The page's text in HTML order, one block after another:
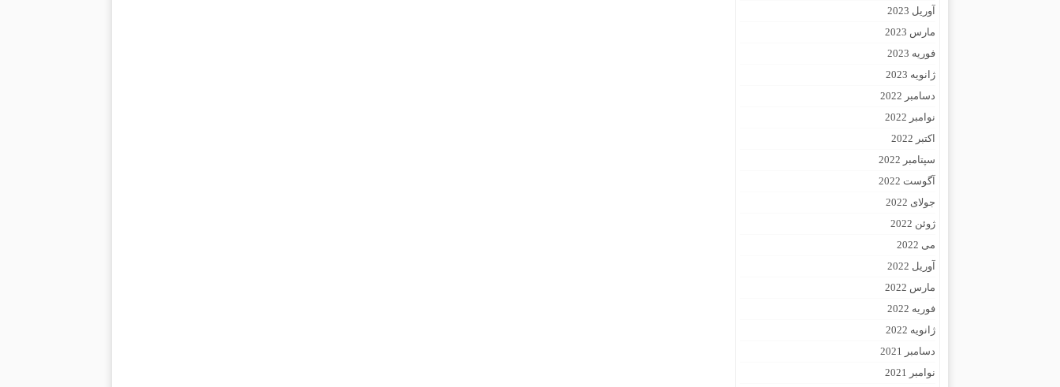
آوریل 2023
مارس 2023
فوریه 2023
ژانویه 2023
دسامبر 2022
نوامبر 2022
اکتبر 2022
سپتامبر 2022
آگوست 2022
جولای 2022
ژوئن 2022
می 2022
آوریل 2022
مارس 2022
فوریه 2022
ژانویه 2022
دسامبر 2021
نوامبر 2021